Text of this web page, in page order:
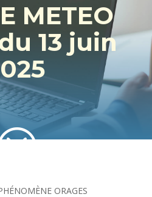
METEO
13 juin
ORAGES